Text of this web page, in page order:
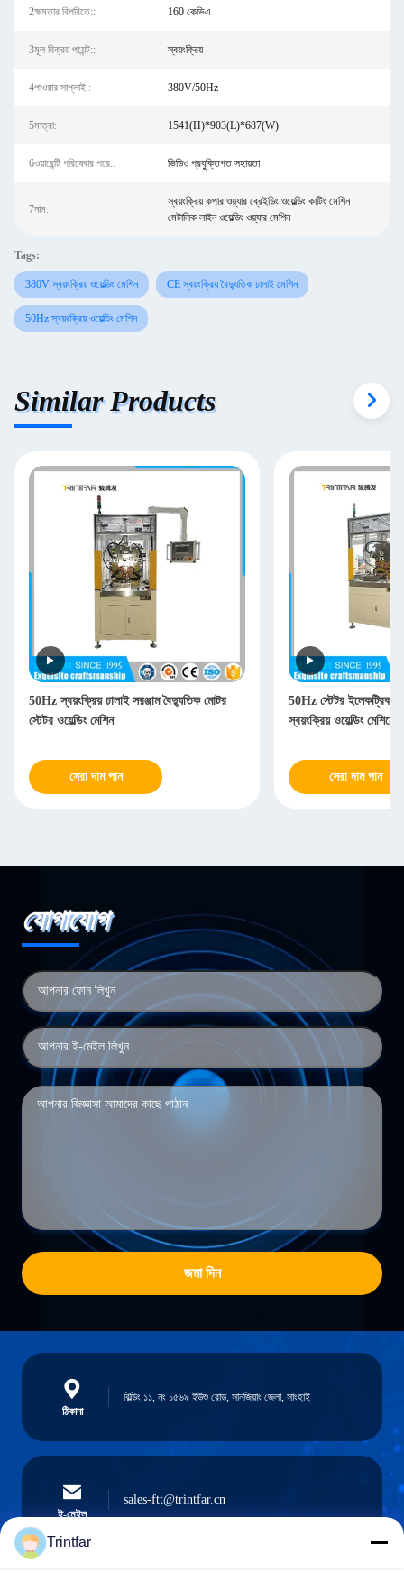
2ক্ষমতার বিপরিতে:: 160 কেভিএ
3মূল বিক্রয় পয়েন্ট:: স্বয়ংক্রিয়
4পাওয়ার সাপ্লাই:: 380V/50Hz
5মাত্রা: 1541(H)*903(L)*687(W)
6ওয়ারেন্টি পরিষেবার পরে:: ভিডিও প্রযুক্তিগত সহায়তা
7নাম:
স্বয়ংক্রিয় কপার ওয়্যার ব্রেইডিং ওয়েল্ডিং কাটিং মেশিন
মেটালিক লাইন ওয়েল্ডিং ওয়্যার মেশিন
Tags:
380V স্বয়ংক্রিয় ওয়েল্ডিং মেশিন CE স্বয়ংক্রিয় বৈদ্যুতিক ঢালাই মেশিন
50Hz স্বয়ংক্রিয় ওয়েল্ডিং মেশিন
Similar Products
50Hz স্বয়ংক্রিয় ঢালাই সরঞ্জাম বৈদ্যুতিক মোটর
স্টেটর ওয়েল্ডিং মেশিন
সেরা দাম পান
50Hz স্টেটর ইলেকট্রিক
স্বয়ংক্রিয় ওয়েল্ডিং মেশিনে
সেরা দাম পান
যোগাযোগ
জমা দিন
ঠিকানা
বিল্ডিং ১১, নং ১৫৬৯ ইউশু রোড, সানজিয়াং জেলা, সাংহাই
ই-মেইল
sales-ftt@trintfar.cn
Trintfar